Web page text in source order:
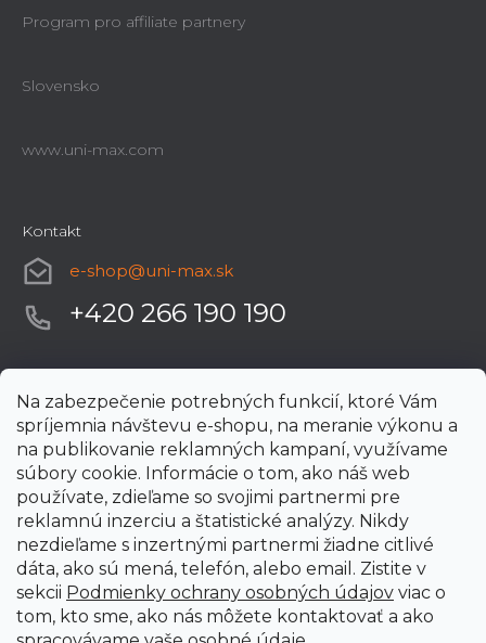
Na zabezpečenie potrebných funkcií, ktoré Vám
spríjemnia návštevu e-shopu, na meranie výkonu a
na publikovanie reklamných kampaní, využívame
súbory cookie. Informácie o tom, ako náš web
používate, zdieľame so svojimi partnermi pre
reklamnú inzerciu a štatistické analýzy. Nikdy
nezdieľame s inzertnými partnermi žiadne citlivé
dáta, ako sú mená, telefón, alebo email. Zistite v
sekcii Podmienky ochrany osobných údajov viac o
tom, kto sme, ako nás môžete kontaktovať a ako
Program pro affiliate partnery
Slovensko
www.uni-max.com
Kontakt
e-shop@uni-max.sk
+420 266 190 190